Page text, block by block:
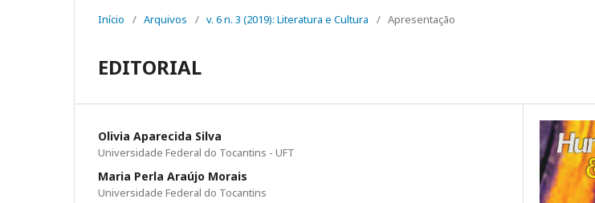
Início / Arquivos / v. 6 n. 3 (2019): Literatura e Cultura / Apresentação
EDITORIAL
Olivia Aparecida Silva
Universidade Federal do Tocantins - UFT
Maria Perla Araújo Morais
Universidade Federal do Tocantins